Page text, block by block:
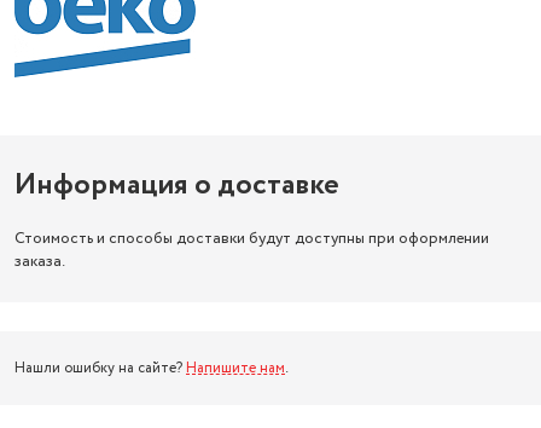
Информация о доставке
Стоимость и способы доставки будут доступны при оформлении
заказа.
Нашли ошибку на сайте? Напишите нам.